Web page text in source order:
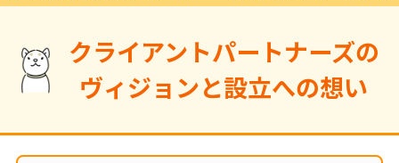
クライアントパートナーズの
ヴィジョンと設立への想い